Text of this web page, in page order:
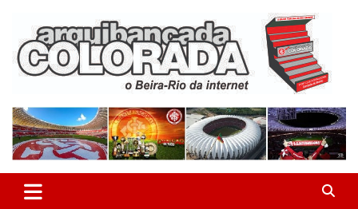
content
Arquibancada Colorada